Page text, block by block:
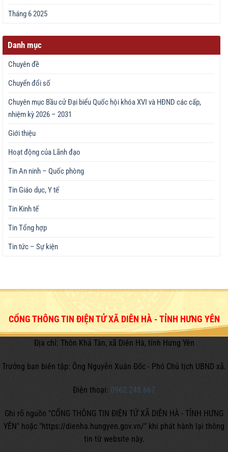
Tháng 6 2025
Danh mục
Chuyên đề
Chuyển đổi số
Chuyên mục Bầu cử Đại biểu Quốc hội khóa XVI và HĐND các cấp,
nhiệm kỳ 2026 – 2031
Giới thiệu
Hoạt động của Lãnh đạo
Tin An ninh – Quốc phòng
Tin Giáo dục, Y tế
Tin Kinh tế
Tin Tổng hợp
Tin tức – Sự kiện
CỔNG THÔNG TIN ĐIỆN TỬ XÃ DIÊN HÀ - TỈNH HƯNG YÊN
Địa chỉ: Thôn Khả Tân, xã Diên Hà, tỉnh Hưng Yên
Trưởng ban biên tập: Ông Nguyễn Xuân Đốc - Phó Chủ tịch UBND xã.
Điện thoại: 0962.248.667
Ghi rõ nguồn "CỔNG THÔNG TIN ĐIỆN TỬ XÃ DIÊN HÀ - TỈNH HƯNG
YÊN" hoặc "https://dienha.hungyen.gov.vn/" khi phát hành lại thông
tin từ website này.